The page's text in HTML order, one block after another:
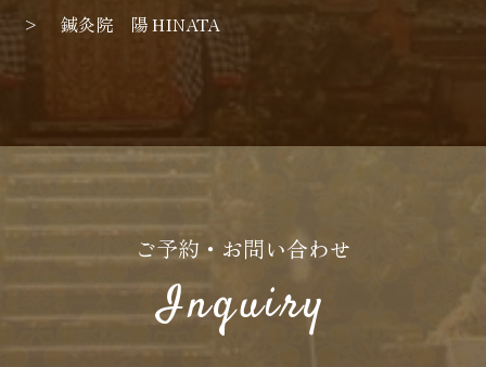
鍼灸院 陽 HINATA
ご予約・お問い合わせ
Inquiry